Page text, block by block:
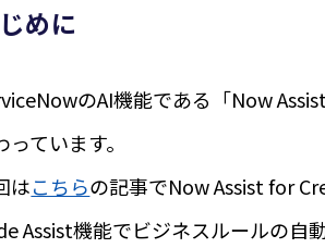
めに
のAI機能である「Now
っています。
はこちらの記事でNow Assist for
Assist機能でビジネスルールの自